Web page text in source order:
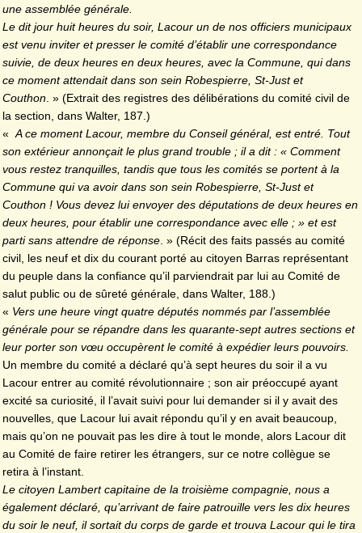
une assemblée générale.
Le dit jour huit heures du soir, Lacour un de nos officiers municipaux
est venu inviter et presser le comité d’établir une correspondance
suivie, de deux heures en deux heures, avec la Commune, qui dans
ce moment attendait dans son sein Robespierre, St-Just et
Couthon. » (Extrait des registres des délibérations du comité civil de
la section, dans Walter, 187.)
« A ce moment Lacour, membre du Conseil général, est entré. Tout
son extérieur annonçait le plus grand trouble ; il a dit : « Comment
vous restez tranquilles, tandis que tous les comités se portent à la
Commune qui va avoir dans son sein Robespierre, St-Just et
Couthon ! Vous devez lui envoyer des députations de deux heures en
deux heures, pour établir une correspondance avec elle ; » et est
parti sans attendre de réponse. » (Récit des faits passés au comité
civil, les neuf et dix du courant porté au citoyen Barras représentant
du peuple dans la confiance qu’il parviendrait par lui au Comité de
salut public ou de sûreté générale, dans Walter, 188.)
« Vers une heure vingt quatre députés nommés par l’assemblée
générale pour se répandre dans les quarante-sept autres sections et
leur porter son vœu occupèrent le comité à expédier leurs pouvoirs.
Un membre du comité a déclaré qu’à sept heures du soir il a vu
Lacour entrer au comité révolutionnaire ; son air préoccupé ayant
excité sa curiosité, il l’avait suivi pour lui demander si il y avait des
nouvelles, que Lacour lui avait répondu qu’il y en avait beaucoup,
mais qu’on ne pouvait pas les dire à tout le monde, alors Lacour dit
au Comité de faire retirer les étrangers, sur ce notre collègue se
retira à l’instant.
Le citoyen Lambert capitaine de la troisième compagnie, nous a
également déclaré, qu’arrivant de faire patrouille vers les dix heures
du soir le neuf, il sortait du corps de garde et trouva Lacour qui le tira